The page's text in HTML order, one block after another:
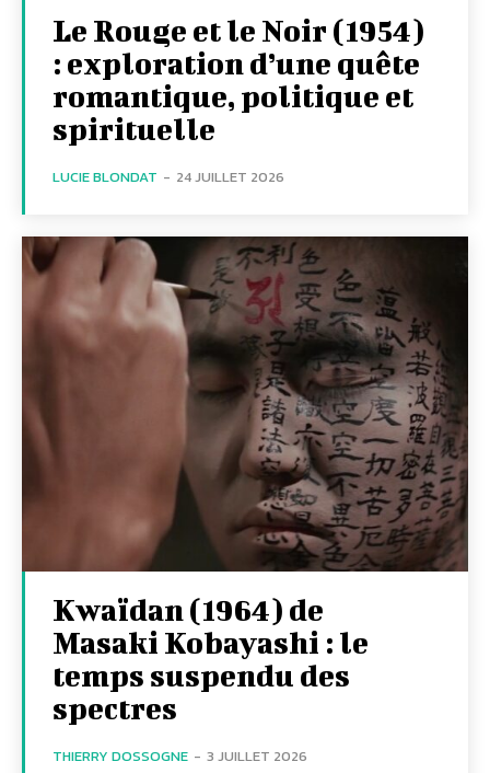
Le Rouge et le Noir (1954)
: exploration d’une quête
romantique, politique et
spirituelle
LUCIE BLONDAT - 24 JUILLET 2026
Kwaïdan (1964) de
Masaki Kobayashi : le
temps suspendu des
spectres
THIERRY DOSSOGNE - 3 JUILLET 2026